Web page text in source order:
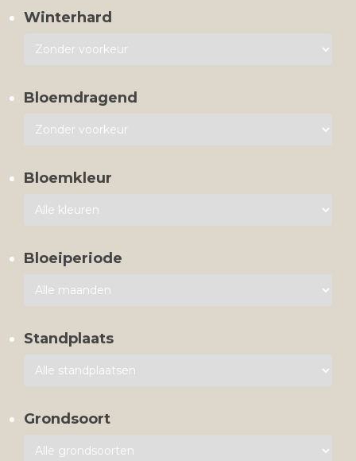
Winterhard
Bloemdragend
Bloemkleur
Bloeiperiode
Standplaats
Grondsoort